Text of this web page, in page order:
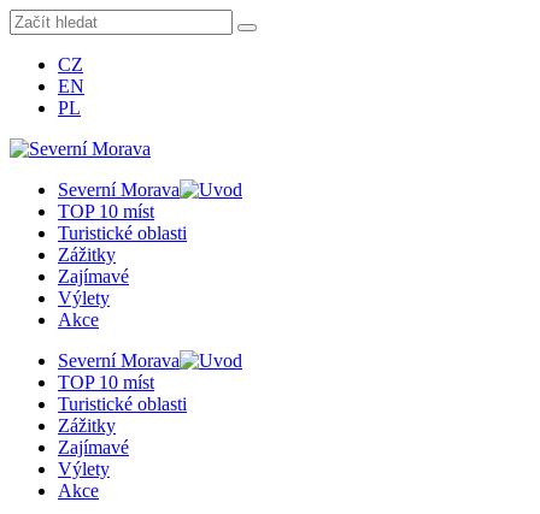
CZ
EN
PL
Severní Morava
TOP 10 míst
Turistické oblasti
Zážitky
Zajímavé
Výlety
Akce
Severní Morava
TOP 10 míst
Turistické oblasti
Zážitky
Zajímavé
Výlety
Akce